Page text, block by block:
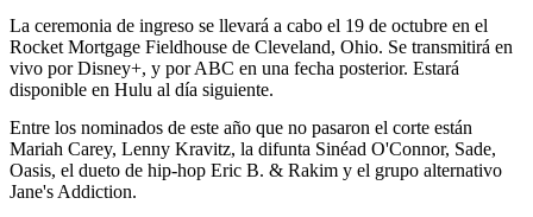
La ceremonia de ingreso se llevará a cabo el 19 de octubre en el
Rocket Mortgage Fieldhouse de Cleveland, Ohio. Se transmitirá en
vivo por Disney+, y por ABC en una fecha posterior. Estará
disponible en Hulu al día siguiente.
Entre los nominados de este año que no pasaron el corte están
Mariah Carey, Lenny Kravitz, la difunta Sinéad O'Connor, Sade,
Oasis, el dueto de hip-hop Eric B. & Rakim y el grupo alternativo
Jane's Addiction.